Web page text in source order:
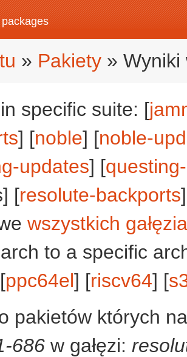
» Pakiety » Wyniki
specific suite: [
] [noble] [noble-
updates] [
[resolute-backports
wszystkich
to a specific
ppc64el] [riscv64] [
pakietów których
686 w gałęzi: